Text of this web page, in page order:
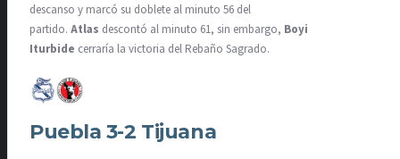
descanso y marcó su doblete al minuto 56 del
partido. Atlas descontó al minuto 61, sin embargo, Boyi
Iturbide cerraría la victoria del Rebaño Sagrado.
Puebla 3-2 Tijuana